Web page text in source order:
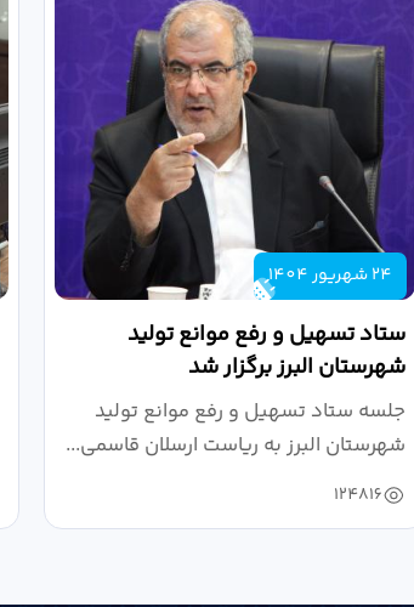
24 شهریور 1404
ستاد تسهیل و رفع موانع تولید
شهرستان البرز برگزار شد
جلسه ستاد تسهیل و رفع موانع تولید
شهرستان البرز به ریاست ارسلان قاسمی...
124816